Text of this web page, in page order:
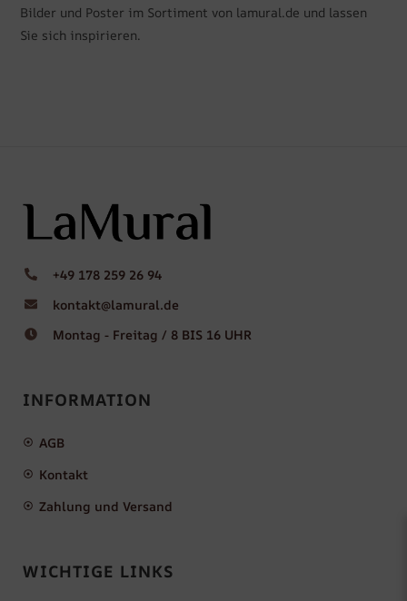
Bilder und Poster im Sortiment von lamural.de und lassen
Sie sich inspirieren.
+49 178 259 26 94
kontakt@lamural.de
Montag - Freitag / 8 BIS 16 UHR
INFORMATION
AGB
Kontakt
Zahlung und Versand
WICHTIGE LINKS